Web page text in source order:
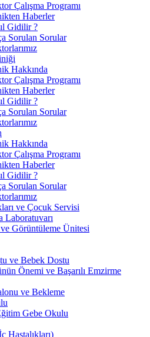
Çalışma Programı
Haberler
Gidilir ?
Sorulan Sorular
Hakkında
Çalışma Programı
Haberler
Gidilir ?
Sorulan Sorular
Hakkında
Çalışma Programı
Haberler
Gidilir ?
Sorulan Sorular
ve Çocuk Servisi
Laboratuvarı
Görüntüleme Ünitesi
ve Bebek Dostu
Önemi ve Başarılı Emzirme
ve Bekleme
Gebe Okulu
Hastalıkları)